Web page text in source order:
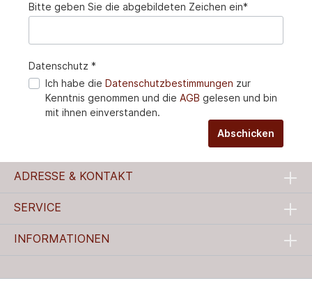
Bitte geben Sie die abgebildeten Zeichen ein*
Datenschutz *
Ich habe die Datenschutzbestimmungen zur
Kenntnis genommen und die AGB gelesen und bin
mit ihnen einverstanden.
Abschicken
ADRESSE & KONTAKT
SERVICE
INFORMATIONEN